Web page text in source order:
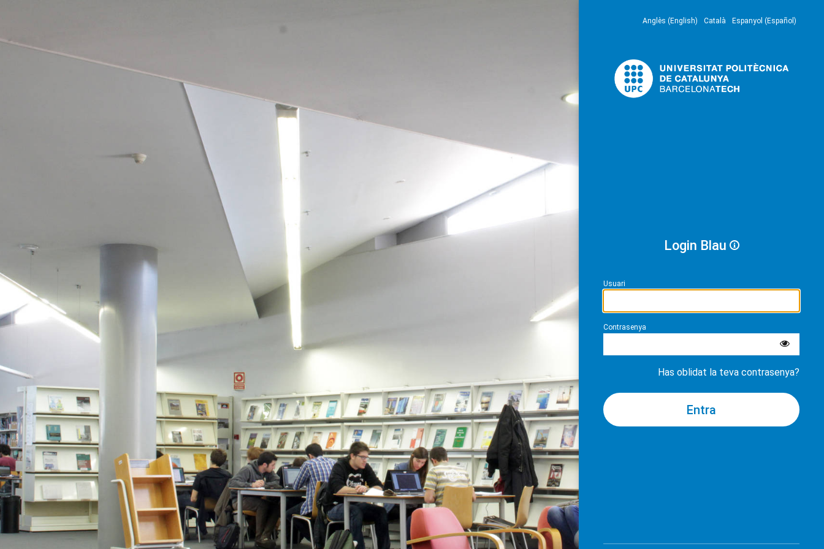
Anglès (English) Català Espanyol (Español)
Login Blau
Usuari
Contrasenya
Has oblidat la teva contrasenya?